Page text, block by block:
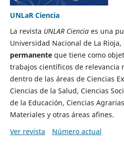
UNLaR Ciencia
La revista UNLAR Cienciaes una
Universidad Nacional de La
permanenteque tiene como
trabajos científicos de relevancia
dentro de las áreas de Ciencias
Ciencias de la Salud, Ciencias
de la Educación, Ciencias
Materiales y otras áreas afines.
Ver revista
Número actual